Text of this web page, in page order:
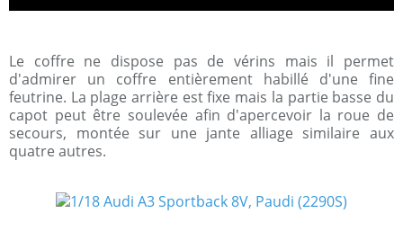
Le coffre ne dispose pas de vérins mais il permet
d'admirer un coffre entièrement habillé d'une fine
feutrine. La plage arrière est fixe mais la partie basse du
capot peut être soulevée afin d'apercevoir la roue de
secours, montée sur une jante alliage similaire aux
quatre autres.